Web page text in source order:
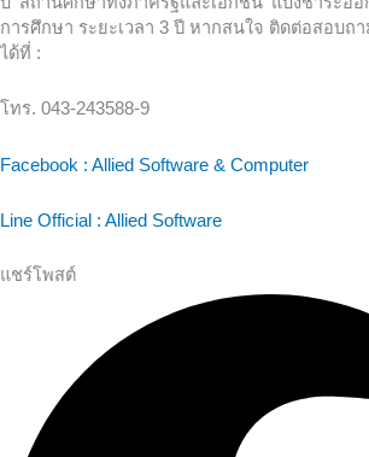
การศึกษา ระยะเวลา 3 ปี หากสนใจ ติดต่อสอบถา
ได้ที่ :
โทร. 043-243588-9
Facebook : Allied Software & Computer
Line Official : Allied Software
แชร์โพสต์